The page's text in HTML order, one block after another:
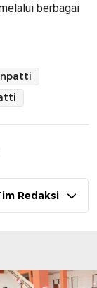
berbagai
Redaksi